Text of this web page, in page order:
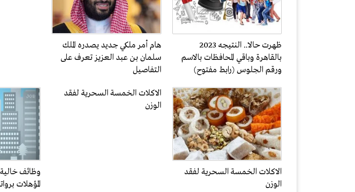
ظهرت حالا.. النتيجه 2023
بالقاهرة وباقي المحافظات بالاسم
ورقم الجلوس (رابط مفتوح)
هام أمر ملكي جديد يصدره الملك
سلمان بن عبد العزيز تعرف على
التفاصيل
الاكلات الخمسة السحرية لفقد
الوزن
الاكلات الخمسة السحرية لفقد
الوزن
وظائف